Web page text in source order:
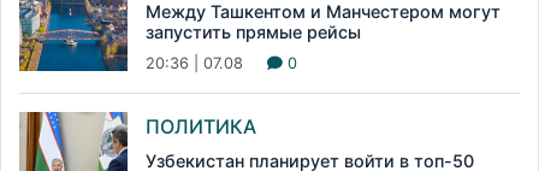
Между Ташкентом и Манчестером могут
запустить прямые рейсы
20:36 | 07.08 0
ПОЛИТИКА
Узбекистан планирует войти в топ-50